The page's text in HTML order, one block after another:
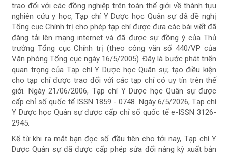
trao đổi với các đồng nghiệp trên toàn thế giới về thành tựu
nghiên cứu y học, Tạp chí Y Dược học Quân sự đã đề nghị
Tổng cục Chính trị cho phép tạp chí được đưa các bài viết đã
đăng tải lên mạng internet và đã được sự đồng ý của Thủ
trưởng Tổng cục Chính trị (theo công văn số 440/VP của
Văn phòng Tổng cục ngày 16/5/2005). Đây là bước phát triển
quan trọng của Tạp chí Y Dược học Quân sự, tạo điều kiện
cho tạp chí được trao đổi với các tạp chí có uy tín trên thế
giới. Ngày 21/06/2006, Tạp chí Y Dược học Quân sự được
cấp chỉ số quốc tế ISSN 1859 - 0748. Ngày 6/5/2026, Tạp chí
Y Dược học Quân sự được cấp chỉ số quốc tế e-ISSN 3126-
2945.
Kể từ khi ra mắt bạn đọc số đầu tiên cho tới nay, Tạp chí Y
Dược Quân sự đã được cấp phép sửa đổi nâng kỳ xuất bản